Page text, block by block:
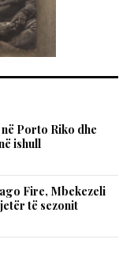
Porto Riko dhe
ishull
Fire, Mbekezeli
të sezonit